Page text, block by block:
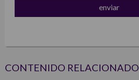
CONTENIDO RELACIONADO